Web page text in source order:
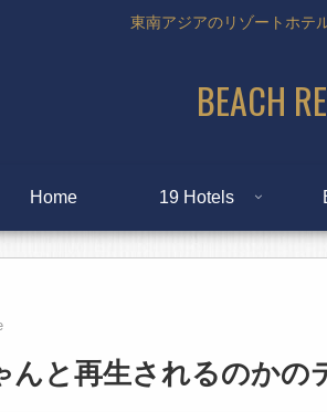
東南アジアのリゾートホテ
BEACH
Home 19 Hotels
と再生されるのかの